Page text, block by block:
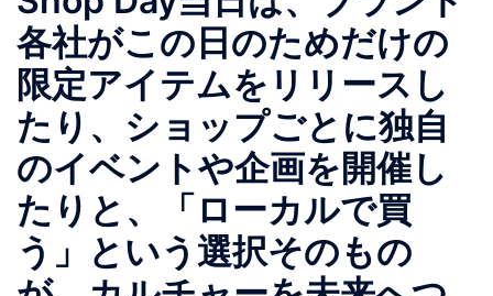
各社がこの日のためだけの
限定アイテムをリリースし
たり、ショップごとに独自
のイベントや企画を開催し
たりと、「ローカルで買
う」という選択そのもの